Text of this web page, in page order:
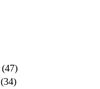
(47)
(34)